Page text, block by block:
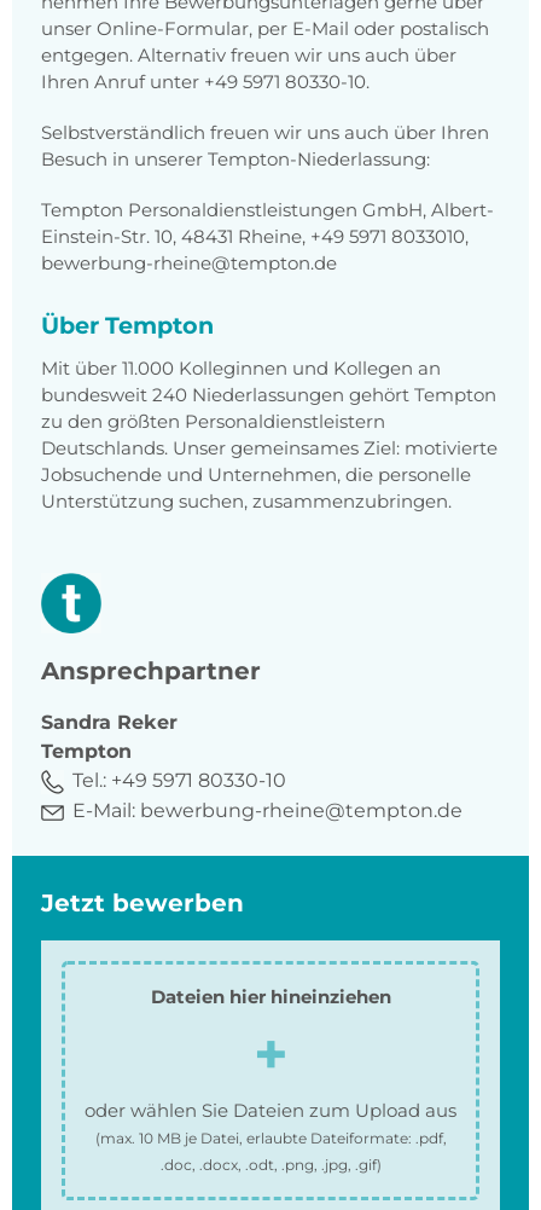
unser Online-Formular, per E-Mail oder postalisch
entgegen. Alternativ freuen wir uns auch über
Ihren Anruf unter +49 5971 80330-10.
Selbstverständlich freuen wir uns auch über Ihren
Besuch in unserer Tempton-Niederlassung:
Tempton Personaldienstleistungen GmbH, Albert-
Einstein-Str. 10, 48431 Rheine, +49 5971 8033010,
bewerbung-rheine@tempton.de
Über Tempton
Mit über 11.000 Kolleginnen und Kollegen an
bundesweit 240 Niederlassungen gehört Tempton
zu den größten Personaldienstleistern
Deutschlands. Unser gemeinsames Ziel: motivierte
Jobsuchende und Unternehmen, die personelle
Unterstützung suchen, zusammenzubringen.
Ansprechpartner
Sandra Reker
Tempton
Tel.: +49 5971 80330-10
E-Mail: bewerbung-rheine@tempton.de
Jetzt bewerben
Dateien hier hineinziehen
oder wählen Sie Dateien zum Upload aus
(max. 10 MBje Datei, erlaubte Dateiformate: .pdf,
.doc, .docx, .odt, .png, .jpg, .gif)